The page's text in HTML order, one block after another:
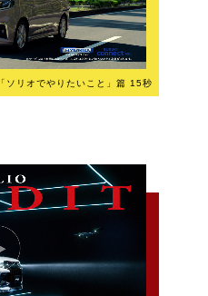
「ソリオでやりたいこと」篇 15秒